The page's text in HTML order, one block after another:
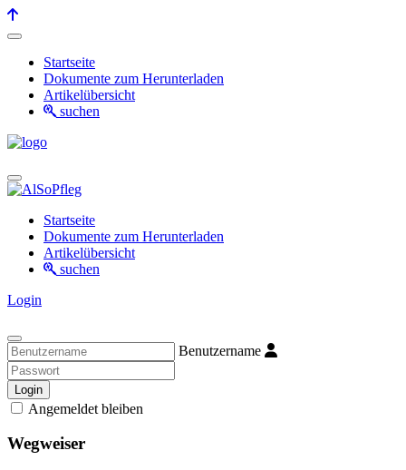
Startseite
Dokumente zum Herunterladen
Artikelübersicht
suchen
Startseite
Dokumente zum Herunterladen
Artikelübersicht
suchen
Login
Benutzername
Login
Angemeldet bleiben
Wegweiser